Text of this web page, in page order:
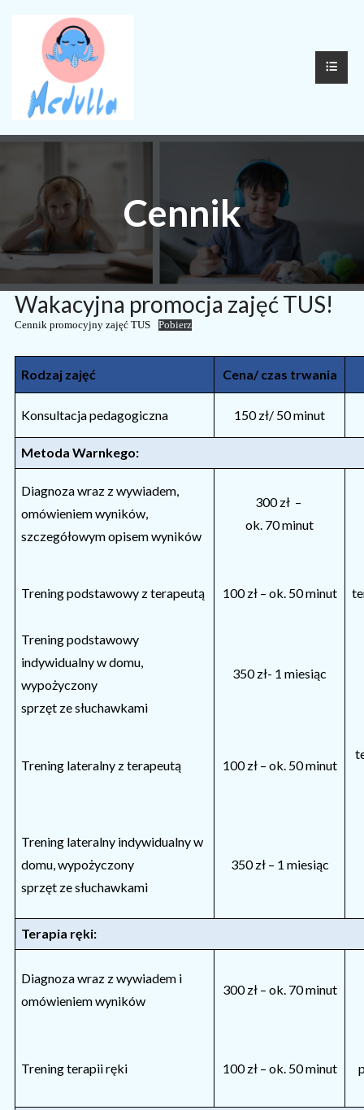
Cennik
Wakacyjna promocja zajęć TUS!
Cennik promocyjny zajęć TUS Pobierz
Rodzaj zajęć Cena/ czas trwania
Konsultacja pedagogiczna 150 zł/ 50 minut
Metoda Warnkego:
Diagnoza wraz z wywiadem,
omówieniem wyników,
szczegółowym opisem wyników
300 zł –
ok. 70 minut
Trening podstawowy z terapeutą 100 zł – ok. 50 minut
Trening podstawowy
indywidualny w domu,
wypożyczony
sprzęt ze słuchawkami
350 zł- 1 miesiąc
Trening lateralny z terapeutą 100 zł – ok. 50 minut
Trening lateralny indywidualny w
domu, wypożyczony
sprzęt ze słuchawkami
350 zł – 1 miesiąc
Terapia ręki:
Diagnoza wraz z wywiadem i
omówieniem wyników
300 zł – ok. 70 minut
Trening terapii ręki 100 zł – ok. 50 minut